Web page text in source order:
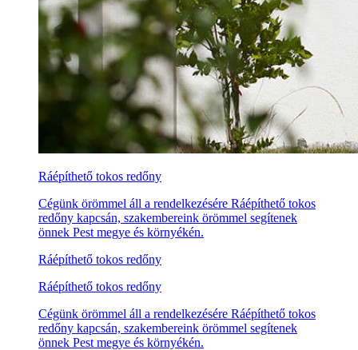
Ráépíthető tokos redőny
Cégünk örömmel áll a rendelkezésére Ráépíthető tokos
redőny kapcsán, szakembereink örömmel segítenek
önnek Pest megye és környékén.
Ráépíthető tokos redőny
Ráépíthető tokos redőny
Cégünk örömmel áll a rendelkezésére Ráépíthető tokos
redőny kapcsán, szakembereink örömmel segítenek
önnek Pest megye és környékén.